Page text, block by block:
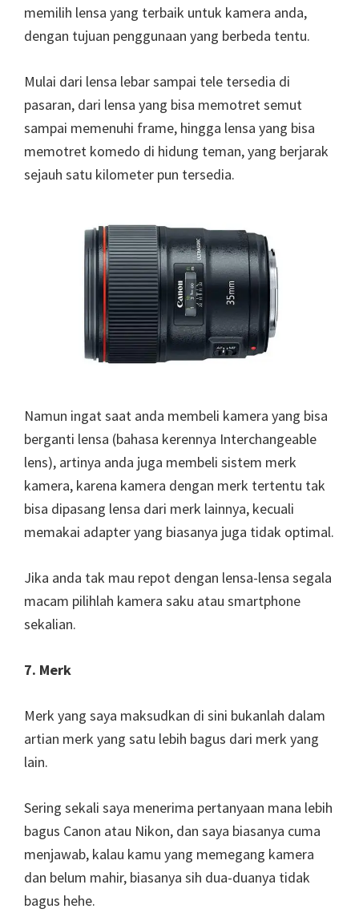
memilih lensa yang terbaik untuk kamera anda,
dengan tujuan penggunaan yang berbeda tentu.
Mulai dari lensa lebar sampai tele tersedia di
pasaran, dari lensa yang bisa memotret semut
sampai memenuhi frame, hingga lensa yang bisa
memotret komedo di hidung teman, yang berjarak
sejauh satu kilometer pun tersedia.
Namun ingat saat anda membeli kamera yang bisa
berganti lensa (bahasa kerennya Interchangeable
lens), artinya anda juga membeli sistem merk
kamera, karena kamera dengan merk tertentu tak
bisa dipasang lensa dari merk lainnya, kecuali
memakai adapter yang biasanya juga tidak optimal.
Jika anda tak mau repot dengan lensa-lensa segala
macam pilihlah kamera saku atau smartphone
sekalian.
7. Merk
Merk yang saya maksudkan di sini bukanlah dalam
artian merk yang satu lebih bagus dari merk yang
lain.
Sering sekali saya menerima pertanyaan mana lebih
bagus Canon atau Nikon, dan saya biasanya cuma
menjawab, kalau kamu yang memegang kamera
dan belum mahir, biasanya sih dua-duanya tidak
bagus hehe.